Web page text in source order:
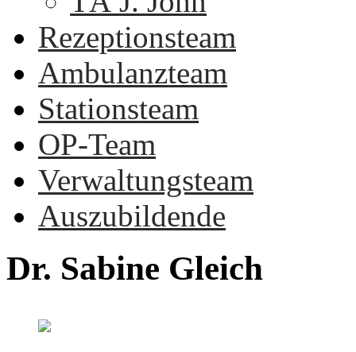
Rezeptionsteam
Ambulanzteam
Stationsteam
OP-Team
Verwaltungsteam
Auszubildende
Dr. Sabine Gleich